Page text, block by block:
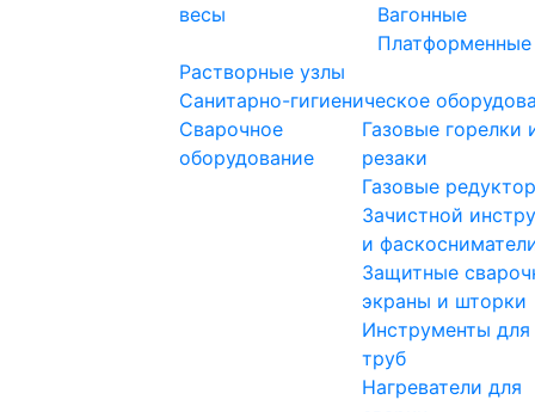
весы
Вагонные
Платформенные
Растворные узлы
Санитарно-гигиеническое
Сварочное
оборудование
Газовые горелки
резаки
Газовые
Зачистной
и
Защитные
экраны и шторки
Инструменты для
труб
Нагреватели для